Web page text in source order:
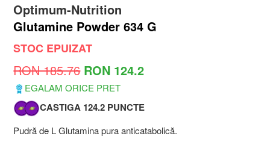
Optimum-Nutrition
Glutamine Powder 634 G
STOC EPUIZAT
RON 185.76 RON 124.2
EGALAM ORICE PRET
CASTIGA 124.2 PUNCTE
Pudră de L Glutamina pura anticatabolică.